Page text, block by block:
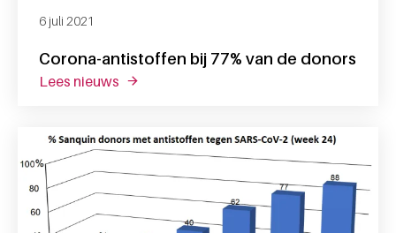
Corona-antistoffen bij 77% van de donors
6 juli 2021
lees nieuws over corona-antistoffen bij 77% van de